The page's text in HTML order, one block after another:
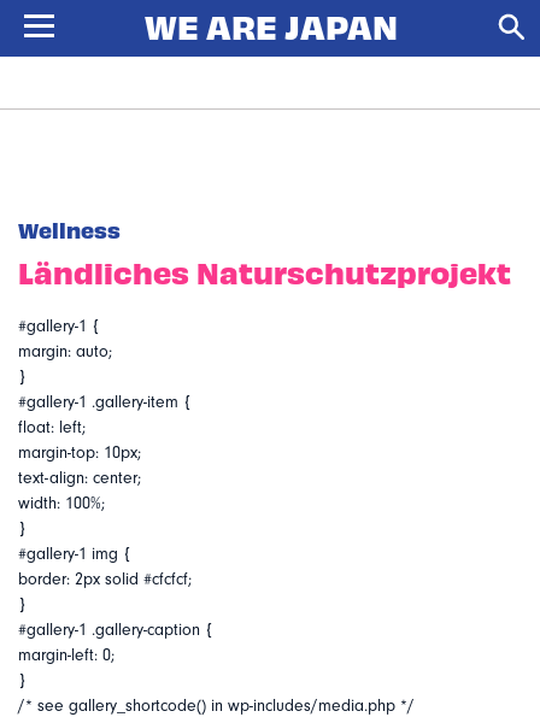
Wellness
Ländliches Naturschutzprojekt
#gallery-1 {
margin: auto;
}
#gallery-1 .gallery-item {
float: left;
margin-top: 10px;
text-align: center;
width: 100%;
}
#gallery-1 img {
border: 2px solid #cfcfcf;
}
#gallery-1 .gallery-caption {
margin-left: 0;
}
/* see gallery_shortcode() in wp-includes/media.php */